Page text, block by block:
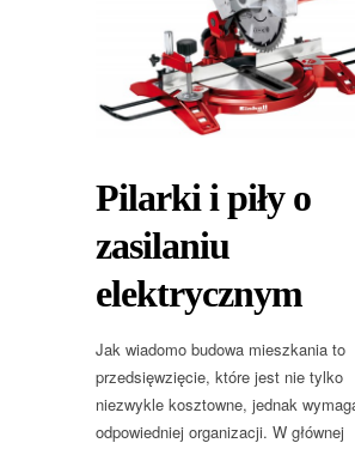
Pilarki i piły o
zasilaniu
elektrycznym
Jak wiadomo budowa mieszkania to
przedsięwzięcie, które jest nie tylko
niezwykle kosztowne, jednak
odpowiedniej organizacji. W głównej